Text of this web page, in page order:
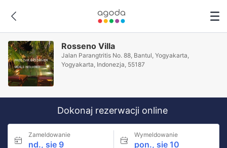
Rosseno Villa
Jalan Parangtritis No. 88, Bantul, Yogyakarta,
Yogyakarta, Indonezja, 55187
Dokonaj rezerwacji online
Zameldowanie
nd., sie 9
Wymeldowanie
pon., sie 10